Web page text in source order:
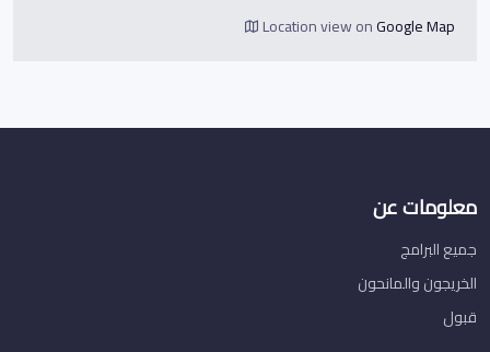
Location view onGoogle Map
معلومات عن
جميع البرامج
الخريجون والمانحون
قبول